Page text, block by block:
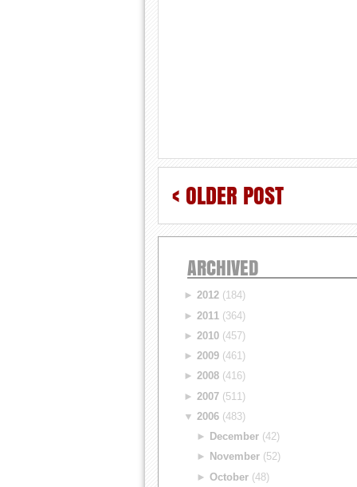
< OLDER POST
ARCHIVED
►2012 (184)
►2011 (364)
►2010 (457)
►2009 (461)
►2008 (416)
►2007 (511)
▼2006 (483)
►
December(42)
►
November(52)
► October(48)